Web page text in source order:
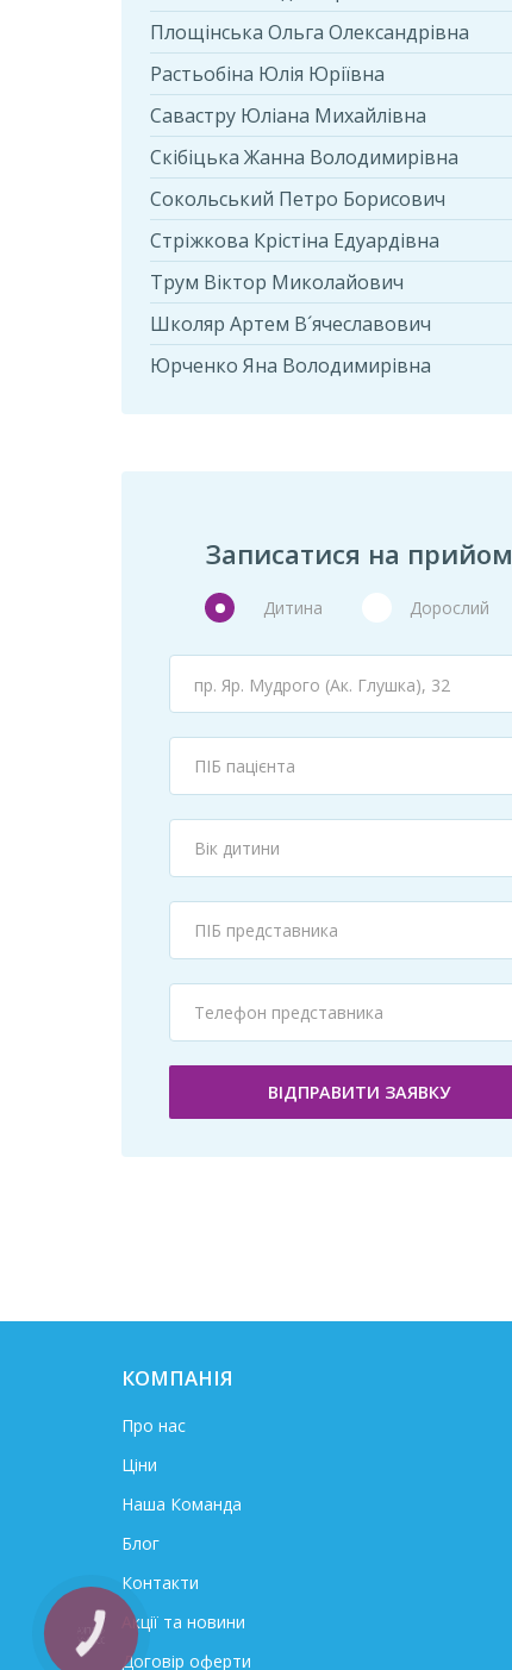
Площінська Ольга Олександрівна
Растьобіна Юлія Юріївна
Савастру Юліана Михайлівна
Скібіцька Жанна Володимирівна
Сокольський Петро Борисович
Стріжкова Крістіна Едуардівна
Трум Віктор Миколайович
Школяр Артем В´ячеславович
Юрченко Яна Володимирівна
Записатися на прийом
Дитина Дорослий
пр. Яр. Мудрого (Ак. Глушка), 32
ВІДПРАВИТИ ЗАЯВКУ
КОМПАНІЯ
Про нас
Ціни
Наша Команда
Блог
Контакти
Акції та новини
Договір оферти
КНОПКА
ЗВ'ЯЗКУ